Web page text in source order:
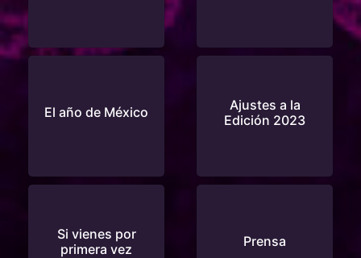
El año de México
Ajustes a la
Edición 2023
Si vienes por
primera vez
Prensa